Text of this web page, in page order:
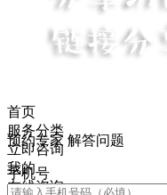
首页
服务分类
立即咨询
我的
在线咨询
预约专家 解答问题
手机号